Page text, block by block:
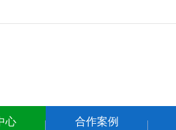
心 合作案例